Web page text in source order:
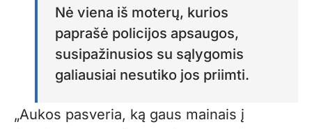
Nė viena iš moterų, kurios
paprašė policijos apsaugos,
susipažinusios su sąlygomis
galiausiai nesutiko jos priimti.
„Aukos pasveria, ką gaus mainais į